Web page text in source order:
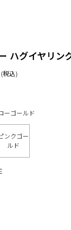
ハグイヤリン
(税込)
ーゴールド
ンクゴー
ルド